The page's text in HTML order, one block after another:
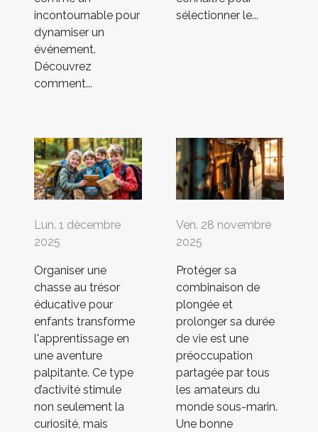
incontournable pour
dynamiser un
événement.
Découvrez
comment...
sélectionner le...
Lun. 1 décembre
2025
Organiser une
chasse au trésor
éducative pour
enfants transforme
l'apprentissage en
une aventure
palpitante. Ce type
d’activité stimule
non seulement la
curiosité, mais
Ven. 28 novembre
2025
Protéger sa
combinaison de
plongée et
prolonger sa durée
de vie est une
préoccupation
partagée par tous
les amateurs du
monde sous-marin.
Une bonne